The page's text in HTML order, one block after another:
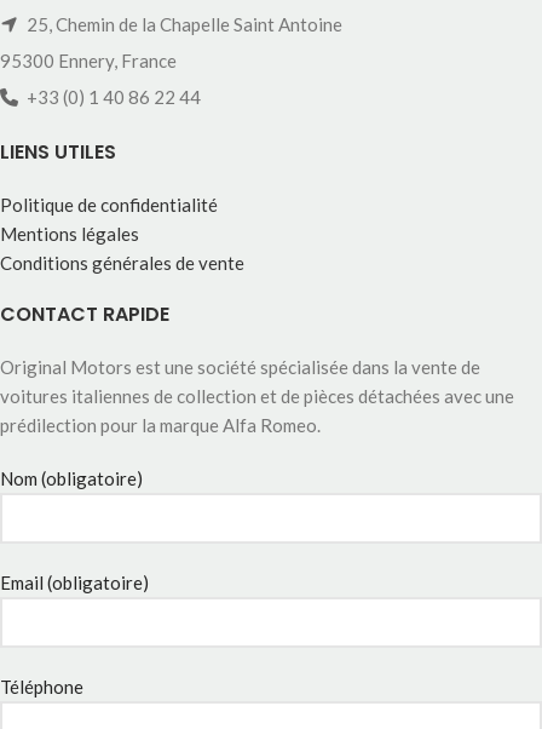
25, Chemin de la Chapelle Saint Antoine
95300 Ennery, France
+33 (0) 1 40 86 22 44
LIENS UTILES
Politique de confidentialité
Mentions légales
Conditions générales de vente
CONTACT RAPIDE
Original Motors est une société spécialisée dans la vente de
voitures italiennes de collection et de pièces détachées avec une
prédilection pour la marque Alfa Romeo.
Nom (obligatoire)
Email (obligatoire)
Téléphone